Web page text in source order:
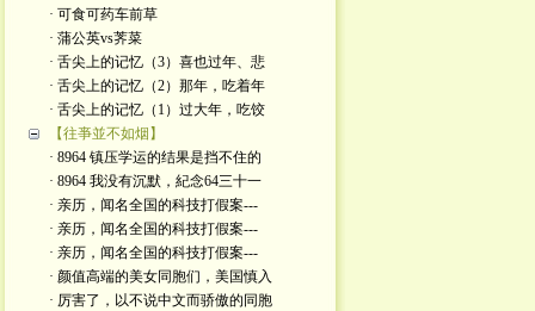
· 可食可药车前草
· 蒲公英vs荠菜
· 舌尖上的记忆（3）喜也过年、悲
· 舌尖上的记忆（2）那年，吃着年
· 舌尖上的记忆（1）过大年，吃饺
【往亊並不如烟】
· 8964 镇压学运的结果是挡不住的
· 8964 我没有沉默，紀念64三十一
· 亲历，闻名全国的科技打假案---
· 亲历，闻名全国的科技打假案---
· 亲历，闻名全国的科技打假案---
· 颜值高端的美女同胞们，美国慎入
· 厉害了，以不说中文而骄傲的同胞